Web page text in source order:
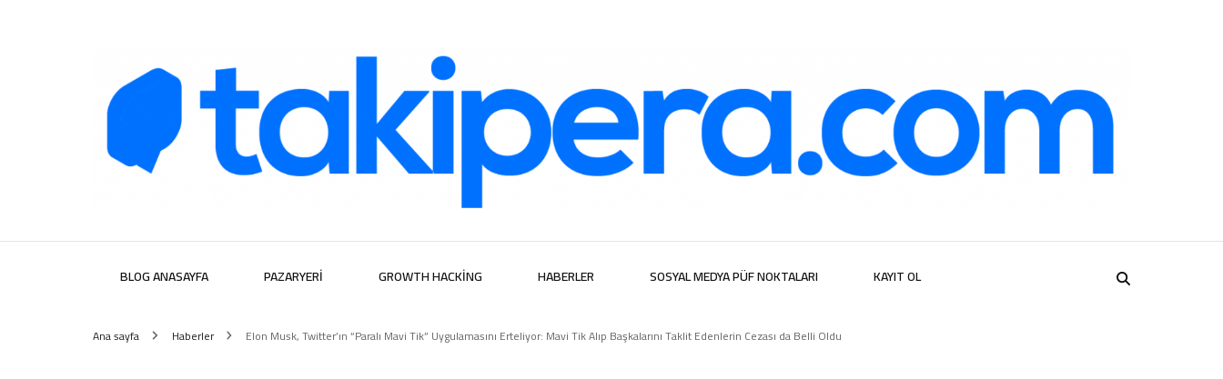
Takipera Dijital Hizmetler
BLOG ANASAYFA PAZARYERI GROWTH HACKING HABERLER SOSYAL MEDYA PÜF NOKTALARI KAYIT OL
Ana sayfa Haberler Elon Musk, Twitter’ın “Paralı Mavi Tik” Uygulamasını Erteliyor: Mavi Tik Alıp Başkalarını Taklit Edenlerin Cezası da Belli Oldu